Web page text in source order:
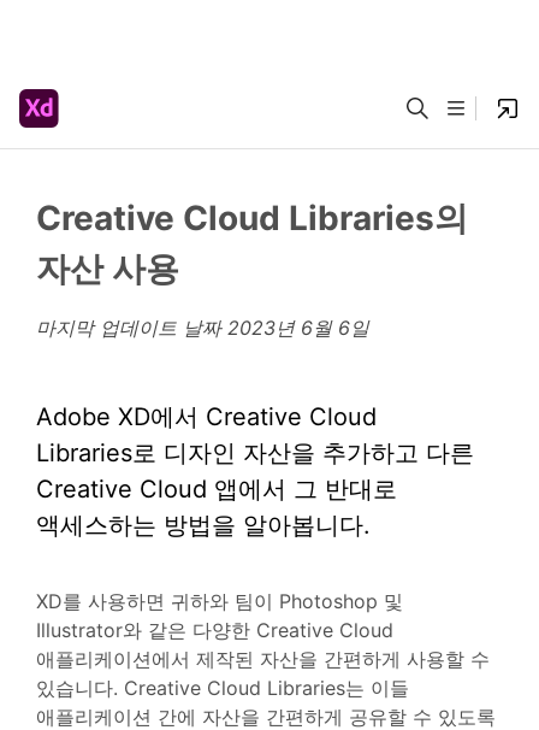
Creative Cloud Libraries의
자산 사용
마지막 업데이트 날짜 2023년 6월 6일
Adobe XD에서 Creative Cloud
Libraries로 디자인 자산을 추가하고 다른
Creative Cloud 앱에서 그 반대로
액세스하는 방법을 알아봅니다.
XD를 사용하면 귀하와 팀이 Photoshop 및
Illustrator와 같은 다양한 Creative Cloud
애플리케이션에서 제작된 자산을 간편하게 사용할 수
있습니다. Creative Cloud Libraries는 이들
애플리케이션 간에 자산을 간편하게 공유할 수 있도록